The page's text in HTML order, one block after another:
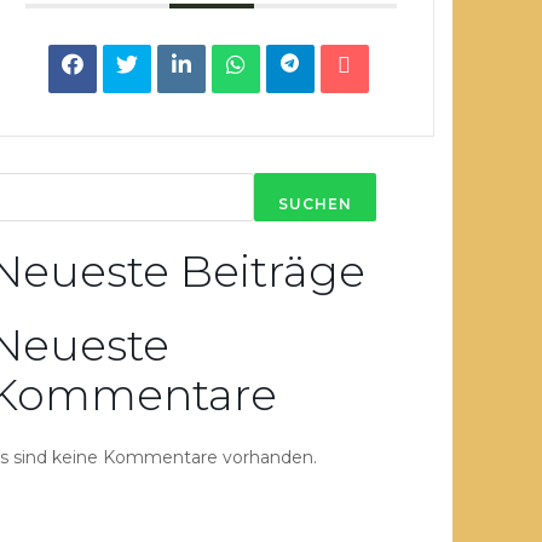
SUCHEN
Beiträge
sind keine Kommentare vorhanden.